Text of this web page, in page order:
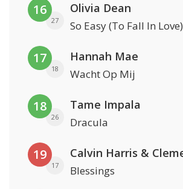
16
27
Olivia Dean
So Easy (To Fall In Love)
17
18
Hannah Mae
Wacht Op Mij
18
26
Tame Impala
Dracula
19
17 Blessings